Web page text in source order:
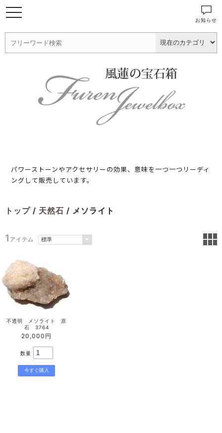
パワーストーンやアクセサリーの効果、意味を一つ一つリーディ
ングして販売しています。
お知らせ
トップ / 天然石 / メソライト
1 アイテム
不透明 メソライト 原
石 3764
20,000円
数量